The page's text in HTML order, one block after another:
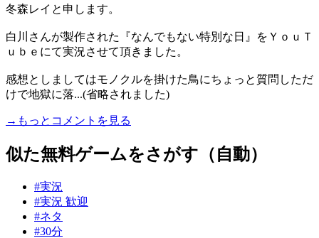
冬森レイと申します。
白川さんが製作された『なんでもない特別な日』をＹｏｕＴ
ｕｂｅにて実況させて頂きました。
感想としましてはモノクルを掛けた鳥にちょっと質問しただ
けで地獄に落...(省略されました)
→もっとコメントを見る
似た無料ゲームをさがす（自動）
#実況
#実況 歓迎
#ネタ
#30分